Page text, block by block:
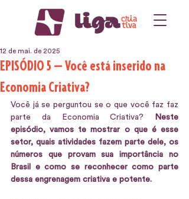
EPISÓDIO 5 — Você está inserido na
Economia Criativa?
12 de mai. de 2025
Você já se perguntou se o que você faz faz
parte da Economia Criativa?
Neste
episódio, vamos te mostrar o que é esse
setor, quais atividades fazem parte dele, os
números que provam sua importância no
Brasil e como se reconhecer como parte
dessa engrenagem criativa e potente.